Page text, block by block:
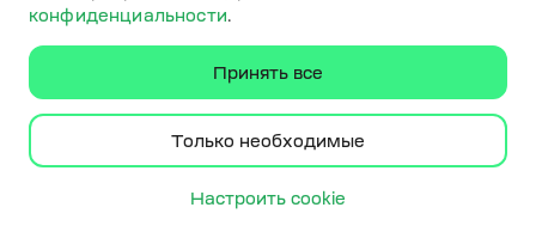
конфиденциальности.
Принять все
Только необходимые
Настроить cookie
вовремя выявлять износ и предотвращать
ухудшение комфорта езды.
Поделиться